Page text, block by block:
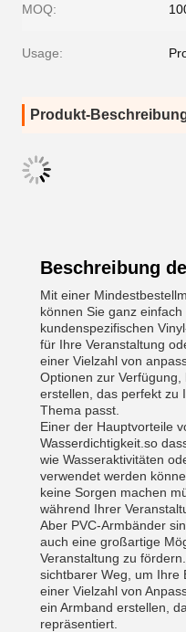
MOQ:
Usage:
Produkt-
Beschreibung
Mit einer
können Sie ganz
kundenspezifischen
für Ihre Veranstaltung
einer Vielzahl von
Optionen zur
erstellen, das perfekt zu
Thema passt.
Einer der Hauptvorteile
Wasserdichtigkeit.so
wie Wasseraktivitäten
verwendet werden
keine Sorgen machen
während Ihrer
Aber PVC-Armbänder
auch eine großartige
Veranstaltung zu
sichtbarer Weg, um Ihre
einer Vielzahl von
ein Armband erstellen,
repräsentiert.